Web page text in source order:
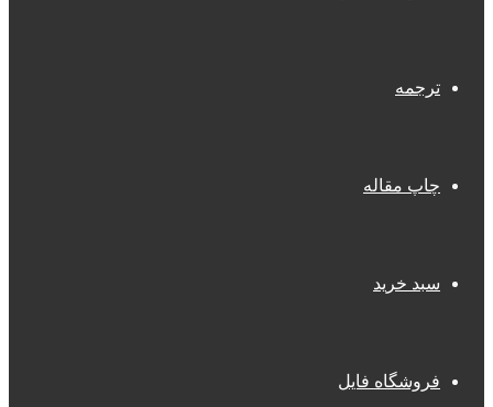
ترجمه
چاپ مقاله
سبد خرید
فروشگاه فایل